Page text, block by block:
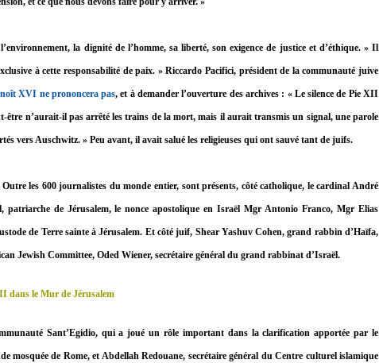
la dignité de l’homme, sa liberté, son exigence de justice et d’éthique. » Il
à cette responsabilité de paix. » Riccardo Pacifici, président de la communauté juive
XVI ne prononcera pas, et à demander l’ouverture des archives : « Le silence de Pie XII
être n’aurait-il pas arrêté les trains de la mort, mais il aurait transmis un signal, une parole
vers Auschwitz. » Peu avant, il avait salué les religieuses qui ont sauvé tant de juifs.
les 600 journalistes du monde entier, sont présents, côté catholique, le cardinal André
patriarche de Jérusalem, le nonce apostolique en Israël Mgr Antonio Franco, Mgr Elias
de Terre sainte à Jérusalem. Et côté juif, Shear Yashuv Cohen, grand rabbin d’Haïfa,
Jewish Committee, Oded Wiener, secrétaire général du grand rabbinat d’Israël.
dans le Mur de Jérusalem
Sant’Egidio, qui a joué un rôle important dans la clarification apportée par le
mosquée de Rome, et Abdellah Redouane, secrétaire général du Centre culturel islamique